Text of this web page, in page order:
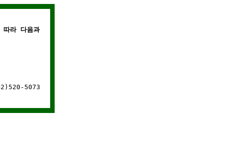
라 다음과 같은 경우에는 웹사이트 연결이 차단됩니다.
5073